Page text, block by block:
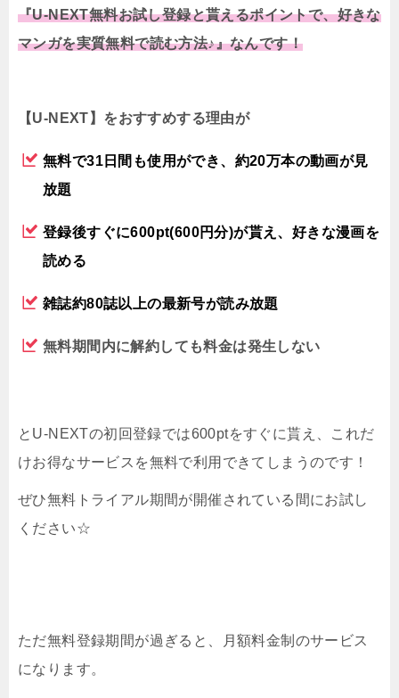
『U-NEXT無料お試し登録と貰えるポイントで、好きな
マンガを実質無料で読む方法♪』なんです！
【U-NEXT】をおすすめする理由が
無料で31日間も使用ができ、約20万本の動画が見
放題
登録後すぐに600pt(600円分)が貰え、好きな漫画を
読める
雑誌約80誌以上の最新号が読み放題
無料期間内に解約しても料金は発生しない
とU-NEXTの初回登録では600ptをすぐに貰え、これだ
けお得なサービスを無料で利用できてしまうのです！
ぜひ無料トライアル期間が開催されている間にお試し
ください☆
ただ無料登録期間が過ぎると、月額料金制のサービス
になります。